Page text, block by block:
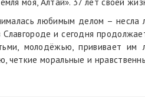
любимым делом – несла
и сегодня
молодёжью, прививает
четкие моральные и